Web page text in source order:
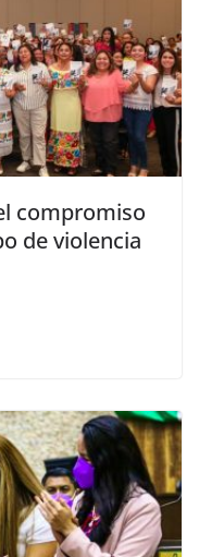
compromiso
de violencia